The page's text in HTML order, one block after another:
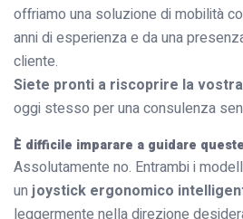
offriamo una soluzione di mobilità
anni di esperienza e da una
cliente.
Siete pronti a riscoprire la
oggi stesso per una consulenza
È difficile imparare a guidare
Assolutamente no. Entrambi i
unjoystick ergonomico
leggermente nella direzione